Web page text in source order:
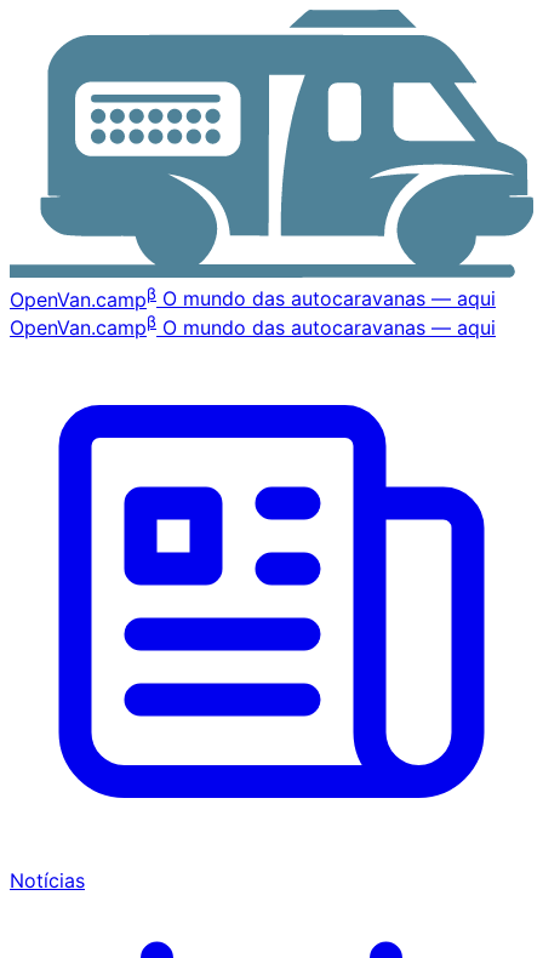
OpenVan.campβ O mundo das autocaravanas — aqui
OpenVan.campβ O mundo das autocaravanas — aqui
Notícias